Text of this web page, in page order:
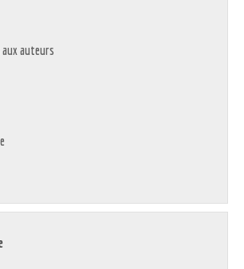
aux auteurs